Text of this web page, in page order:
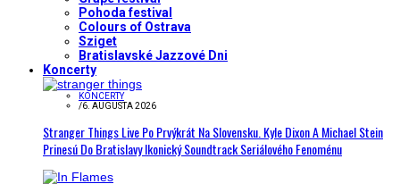
Pohoda festival
Colours of Ostrava
Sziget
Bratislavské Jazzové Dni
Koncerty
KONCERTY
/6. AUGUSTA 2026
Stranger Things Live Po Prvýkrát Na Slovensku. Kyle Dixon A Michael Stein
Prinesú Do Bratislavy Ikonický Soundtrack Seriálového Fenoménu